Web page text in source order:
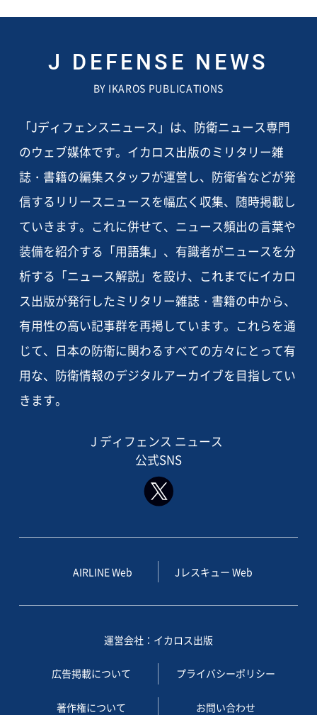
J DEFENSE NEWS
BY IKAROS PUBLICATIONS
「Jディフェンスニュース」は、防衛ニュース専門
のウェブ媒体です。イカロス出版のミリタリー雑
誌・書籍の編集スタッフが運営し、防衛省などが発
信するリリースニュースを幅広く収集、随時掲載し
ていきます。これに併せて、ニュース頻出の言葉や
装備を紹介する「用語集」、有識者がニュースを分
析する「ニュース解説」を設け、これまでにイカロ
ス出版が発行したミリタリー雑誌・書籍の中から、
有用性の高い記事群を再掲しています。これらを通
じて、日本の防衛に関わるすべての方々にとって有
用な、防衛情報のデジタルアーカイブを目指してい
きます。
J ディフェンス ニュース
公式SNS
AIRLINE Web Jレスキュー Web
運営会社：イカロス出版
広告掲載について プライバシーポリシー
著作権について お問い合わせ